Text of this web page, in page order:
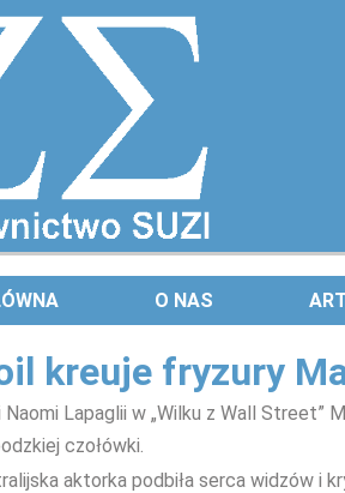
O NAS
kreuje fryzury
Lapaglii w „Wilku z Wall Street”
czołówki.
aktorka podbiła serca widzów i